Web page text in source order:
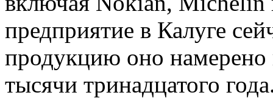
предприятие в Калуге
продукцию оно намерено
тысячи тринадцатого